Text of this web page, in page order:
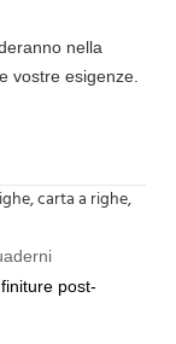
nella
vostre esigenze.
finiture post-